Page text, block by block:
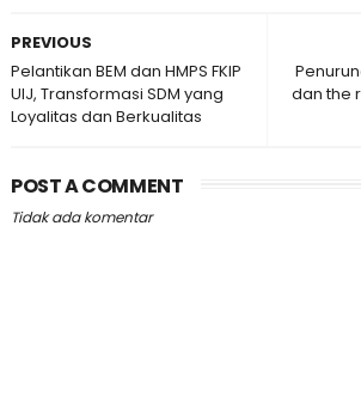
dan the
PREVIOUS
Pelantikan BEM dan HMPS FKIP
UIJ, Transformasi SDM yang
Loyalitas dan Berkualitas
POST A COMMENT
Tidak ada komentar